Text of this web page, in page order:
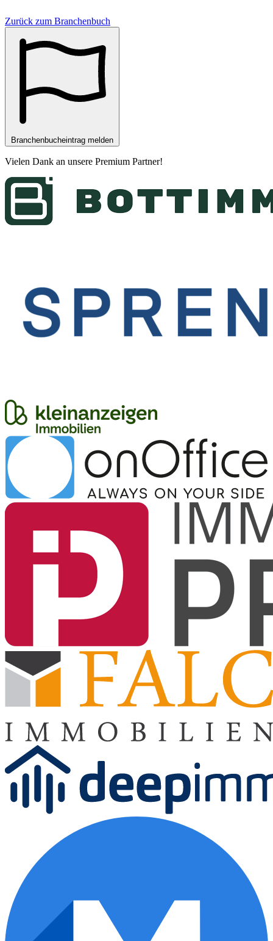
Zurück zum Branchenbuch
Branchenbucheintrag melden
Vielen Dank an unsere Premium Partner!